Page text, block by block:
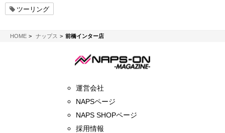
ツーリング
HOMENAPS-ON マガジン
ナップス 前橋インター店
運営会社
NAPSページ
NAPS SHOPページ
採用情報